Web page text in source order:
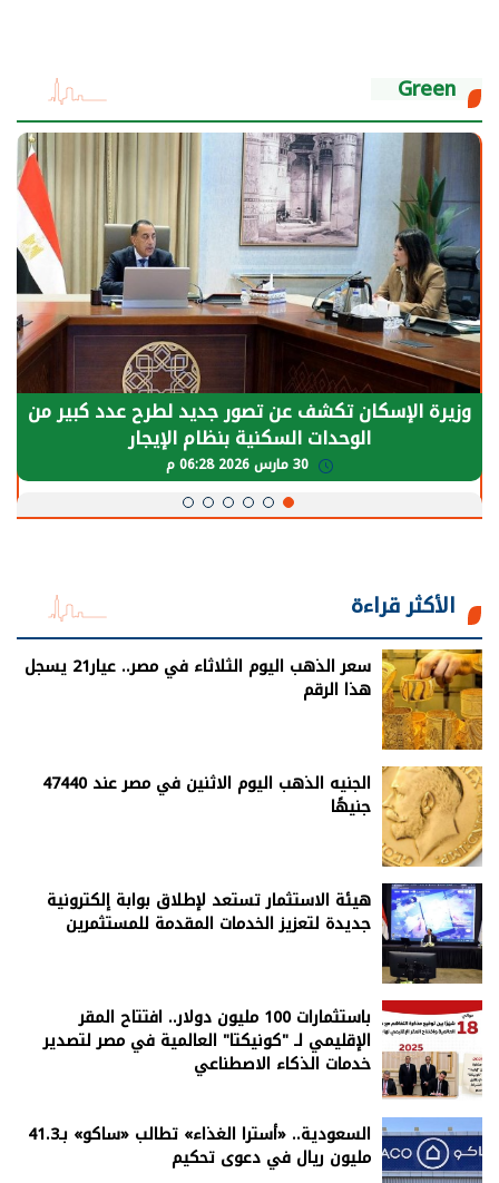
Green
الرئيس السيسي: توقف الأنشطة في قطاع الطاقة
يحتاج إلى سنوات لعودة معدلات الإنتاج الطبيعية
الأكثر قراءة
سعر الذهب اليوم الثلاثاء في مصر.. عيار21 يسجل
هذا الرقم
الجنيه الذهب اليوم الاثنين في مصر عند 47440
جنيهًا
هيئة الاستثمار تستعد لإطلاق بوابة إلكترونية
جديدة لتعزيز الخدمات المقدمة للمستثمرين
باستثمارات 100 مليون دولار.. افتتاح المقر
الإقليمي لـ "كونيكتا" العالمية في مصر لتصدير
خدمات الذكاء الاصطناعي
السعودية.. «أسترا الغذاء» تطالب «ساكو» بـ41.3
مليون ريال في دعوى تحكيم